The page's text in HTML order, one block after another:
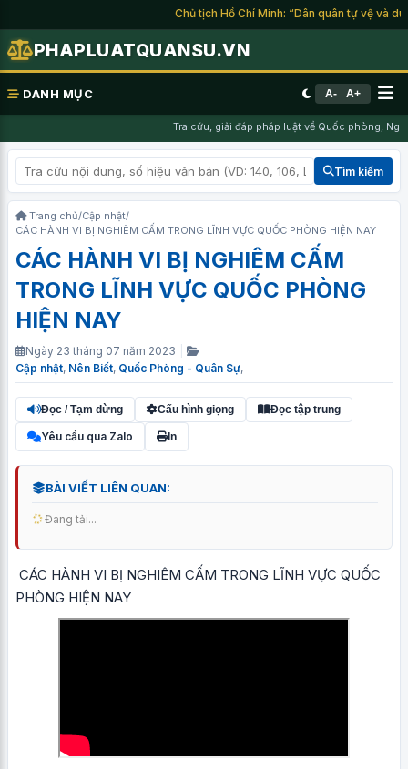
Chủ tịch Hồ Chí Minh: “Dân quân tự vệ và
PHAPLUATQUANSU.VN
DANH MỤC A- A+
Tra cứu, giải đáp pháp luật về Quốc phòng,
Tìm kiếm
Trang chủ/Cập nhật/
CÁC HÀNH VI BỊ NGHIÊM CẤM TRONG LĨNH VỰC QUỐC PHÒNG HIỆN NAY
CÁC HÀNH VI BỊ NGHIÊM CẤM
TRONG LĨNH VỰC QUỐC PHÒNG
HIỆN NAY
Ngày 23 tháng 07 năm 2023
Cập nhật, Nên Biết, Quốc Phòng - Quân Sự,
Đọc / Tạm dừng Cấu hình giọng Đọc tập trung
Yêu cầu qua Zalo In
BÀI VIẾT LIÊN QUAN:
Đang tải...
CÁC HÀNH VI BỊ NGHIÊM CẤM TRONG LĨNH VỰC QUỐC
PHÒNG HIỆN NAY